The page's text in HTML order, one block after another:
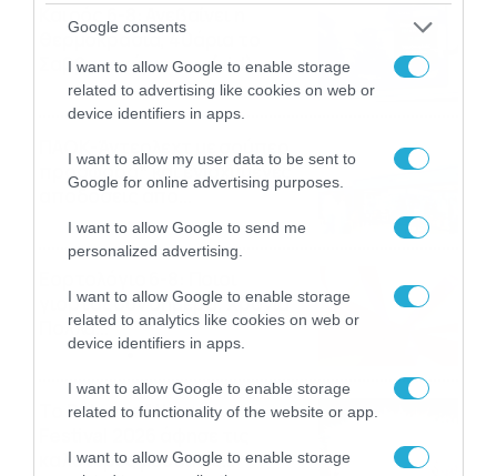
Google consents
I want to allow Google to enable storage
related to advertising like cookies on web or
device identifiers in apps.
I want to allow my user data to be sent to
Google for online advertising purposes.
I want to allow Google to send me
personalized advertising.
I want to allow Google to enable storage
related to analytics like cookies on web or
device identifiers in apps.
I want to allow Google to enable storage
related to functionality of the website or app.
I want to allow Google to enable storage
Καιρός 6-8: Ανεβαίνει η
θερμοκρασία, 40άρια το
Σαββατοκύριακο… (vid)
06/08/2026 22:00
ΠΑΟΚ-Άντερλεχτ με σούπερ
προσφορά* και ενισχυμένες
αποδόσεις από
το Pamestoixima.gr
06/08/2026 14:02
γιορτάζουν σήμερα; Χρόνια
Πολλά…
Το Release Athens
καλύτερες μουσικές